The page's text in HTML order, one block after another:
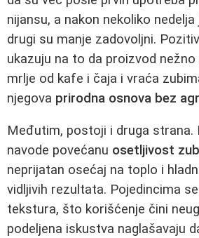
nijansu, a nakon nekoliko
drugi su manje zadovoljni.
ukazuju na to da proizvod nežno
mrlje od kafe i čaja i vraća
njegova prirodna osnova bez
Međutim, postoji i druga strana.
navode povećanu osetljivost
neprijatan osećaj na toplo i
vidljivih rezultata. Pojedincima
tekstura, što korišćenje čini
podeljena iskustva naglašavaju